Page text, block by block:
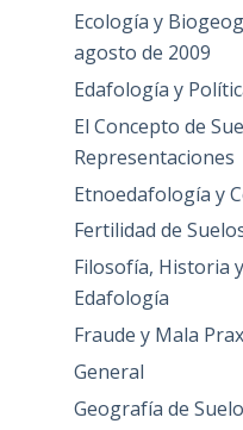
Ecología y
agosto de 2009
Edafología y
El Concepto de
Representaciones
Etnoedafología y
Fertilidad de
Filosofía, Historia
Edafología
Fraude y Mala
General
Geografía de